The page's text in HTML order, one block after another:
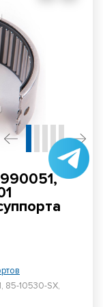
85-10530-SX,